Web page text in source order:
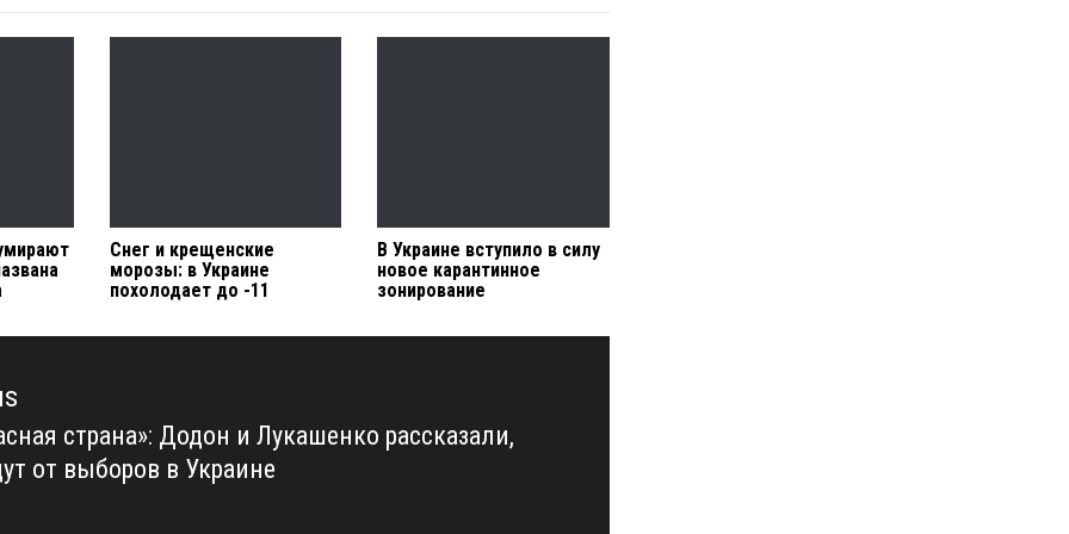
Снег и крещенские
морозы: в Украине
похолодает до -11
В Украине вступило в силу
новое карантинное
зонирование
страна»: Додон и Лукашенко рассказали,
от выборов в Украине